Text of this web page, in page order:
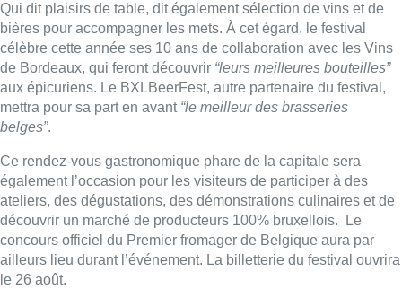
Qui dit plaisirs de table, dit également sélection de vins et de
bières pour accompagner les mets. À cet égard, le festival
célèbre cette année ses 10 ans de collaboration avec les Vins
de Bordeaux, qui feront découvrir “leurs meilleures bouteilles”
aux épicuriens. Le BXLBeerFest, autre partenaire du festival,
mettra pour sa part en avant “le meilleur des brasseries
belges”.
Ce rendez-vous gastronomique phare de la capitale sera
également l’occasion pour les visiteurs de participer à des
ateliers, des dégustations, des démonstrations culinaires et de
découvrir un marché de producteurs 100% bruxellois. Le
concours officiel du Premier fromager de Belgique aura par
ailleurs lieu durant l’événement. La billetterie du festival ouvrira
le 26 août.